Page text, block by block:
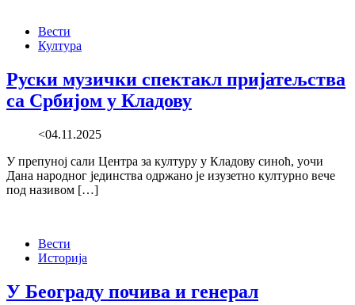
Вести
Култура
Руски музички спектакл пријатељства
са Србијом у Кладову
<04.11.2025
У препуној сали Центра за културу у Кладову синоћ, уочи
Дана народног јединства одржано је изузетно културно вече
под називом […]
Вести
Историја
У Београду почива и генерал